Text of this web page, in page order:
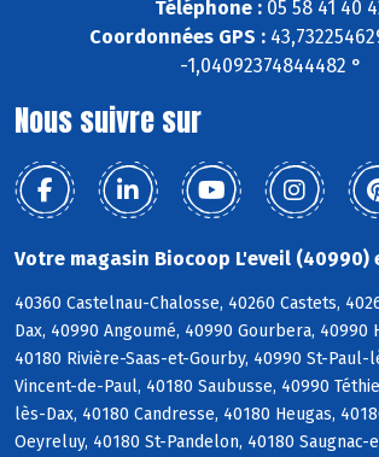
Téléphone :05 58 41 40
Coordonnées GPS :
-1,04092374844482 °
Nous suivre sur
Votre magasin Biocoop L'eveil (40990)
40360 Castelnau-Chalosse, 40260 Castets,
Dax, 40990 Angoumé, 40990 Gourbera, 40990
40180 Rivière-Saas-et-Gourby, 40990 St-Paul-
Vincent-de-Paul, 40180 Saubusse, 40990
lès-Dax, 40180 Candresse, 40180 Heugas,
Oeyreluy, 40180 St-Pandelon, 40180 Saugnac-